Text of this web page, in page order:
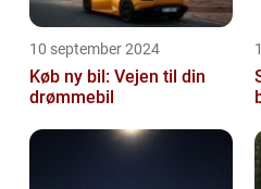
10 september 2024
Køb ny bil: Vejen til din
drømmebil